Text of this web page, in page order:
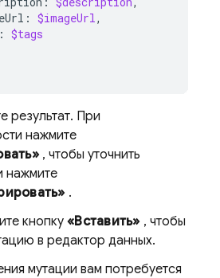
: $imageUrl,
: $tags
результат. При
нажмите
, чтобы уточнить
нажмите
.
кнопку «Вставить» , чтобы
в редактор данных.
мутации вам потребуется